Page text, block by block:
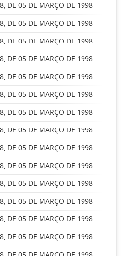
DE 05 DE MARÇO DE 1998
DE 05 DE MARÇO DE 1998
DE 05 DE MARÇO DE 1998
DE 05 DE MARÇO DE 1998
DE 05 DE MARÇO DE 1998
DE 05 DE MARÇO DE 1998
DE 05 DE MARÇO DE 1998
DE 05 DE MARÇO DE 1998
DE 05 DE MARÇO DE 1998
DE 05 DE MARÇO DE 1998
DE 05 DE MARÇO DE 1998
DE 05 DE MARÇO DE 1998
DE 05 DE MARÇO DE 1998
DE 05 DE MARÇO DE 1998